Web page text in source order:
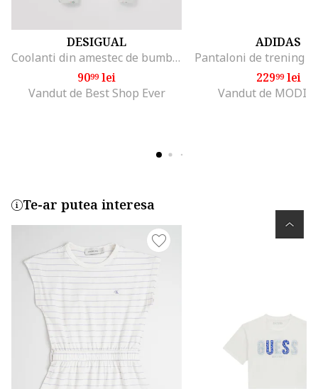
DESIGUAL
Coolanti din amestec de bumbac cu model inimi, Alb/Portocaliu/Albastru
9099lei
Vandut de Best Shop Ever
ADIDAS
Pantaloni de trening
22999lei
Vandut de
Te-ar putea interesa